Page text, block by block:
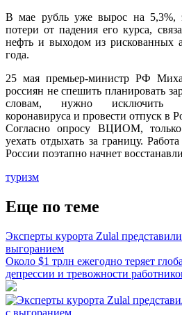
В мае рубль уже вырос на 5,3%,
потери от падения его курса,
нефть и выходом из рискованных
года.
25 мая премьер-министр РФ
россиян не спешить планировать
словам, нужно исключить
коронавируса и провести отпуск в
Согласно опросу ВЦИОМ,
уехать отдыхать за границу.
России поэтапно начнет
туризм
Еще по теме
Эксперты курорта Zulal
выгоранием
Около $1 трлн ежегодно теряет
депрессии и тревожности